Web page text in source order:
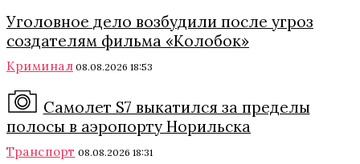
Уголовное дело возбудили после угроз
создателям фильма «Колобок»
Криминал 08.08.2026 18:53
Самолет S7 выкатился за пределы
полосы в аэропорту Норильска
Транспорт 08.08.2026 18:31